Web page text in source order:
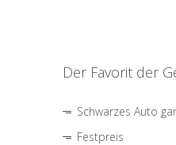
Der Favorit der
Schwarzes Auto
Festpreis